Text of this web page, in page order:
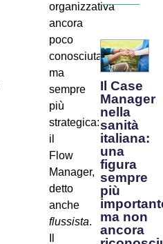
organizzativa
ancora
poco
conosciuta
ma
sempre
più
strategica:
il
Flow
Manager,
detto
anche
flussista.
Il Case
Manager
nella
sanità
italiana:
una
figura
sempre
più
ma non
ancora